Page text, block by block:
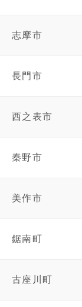
志摩市
長門市
西之表市
秦野市
美作市
鋸南町
古座川町